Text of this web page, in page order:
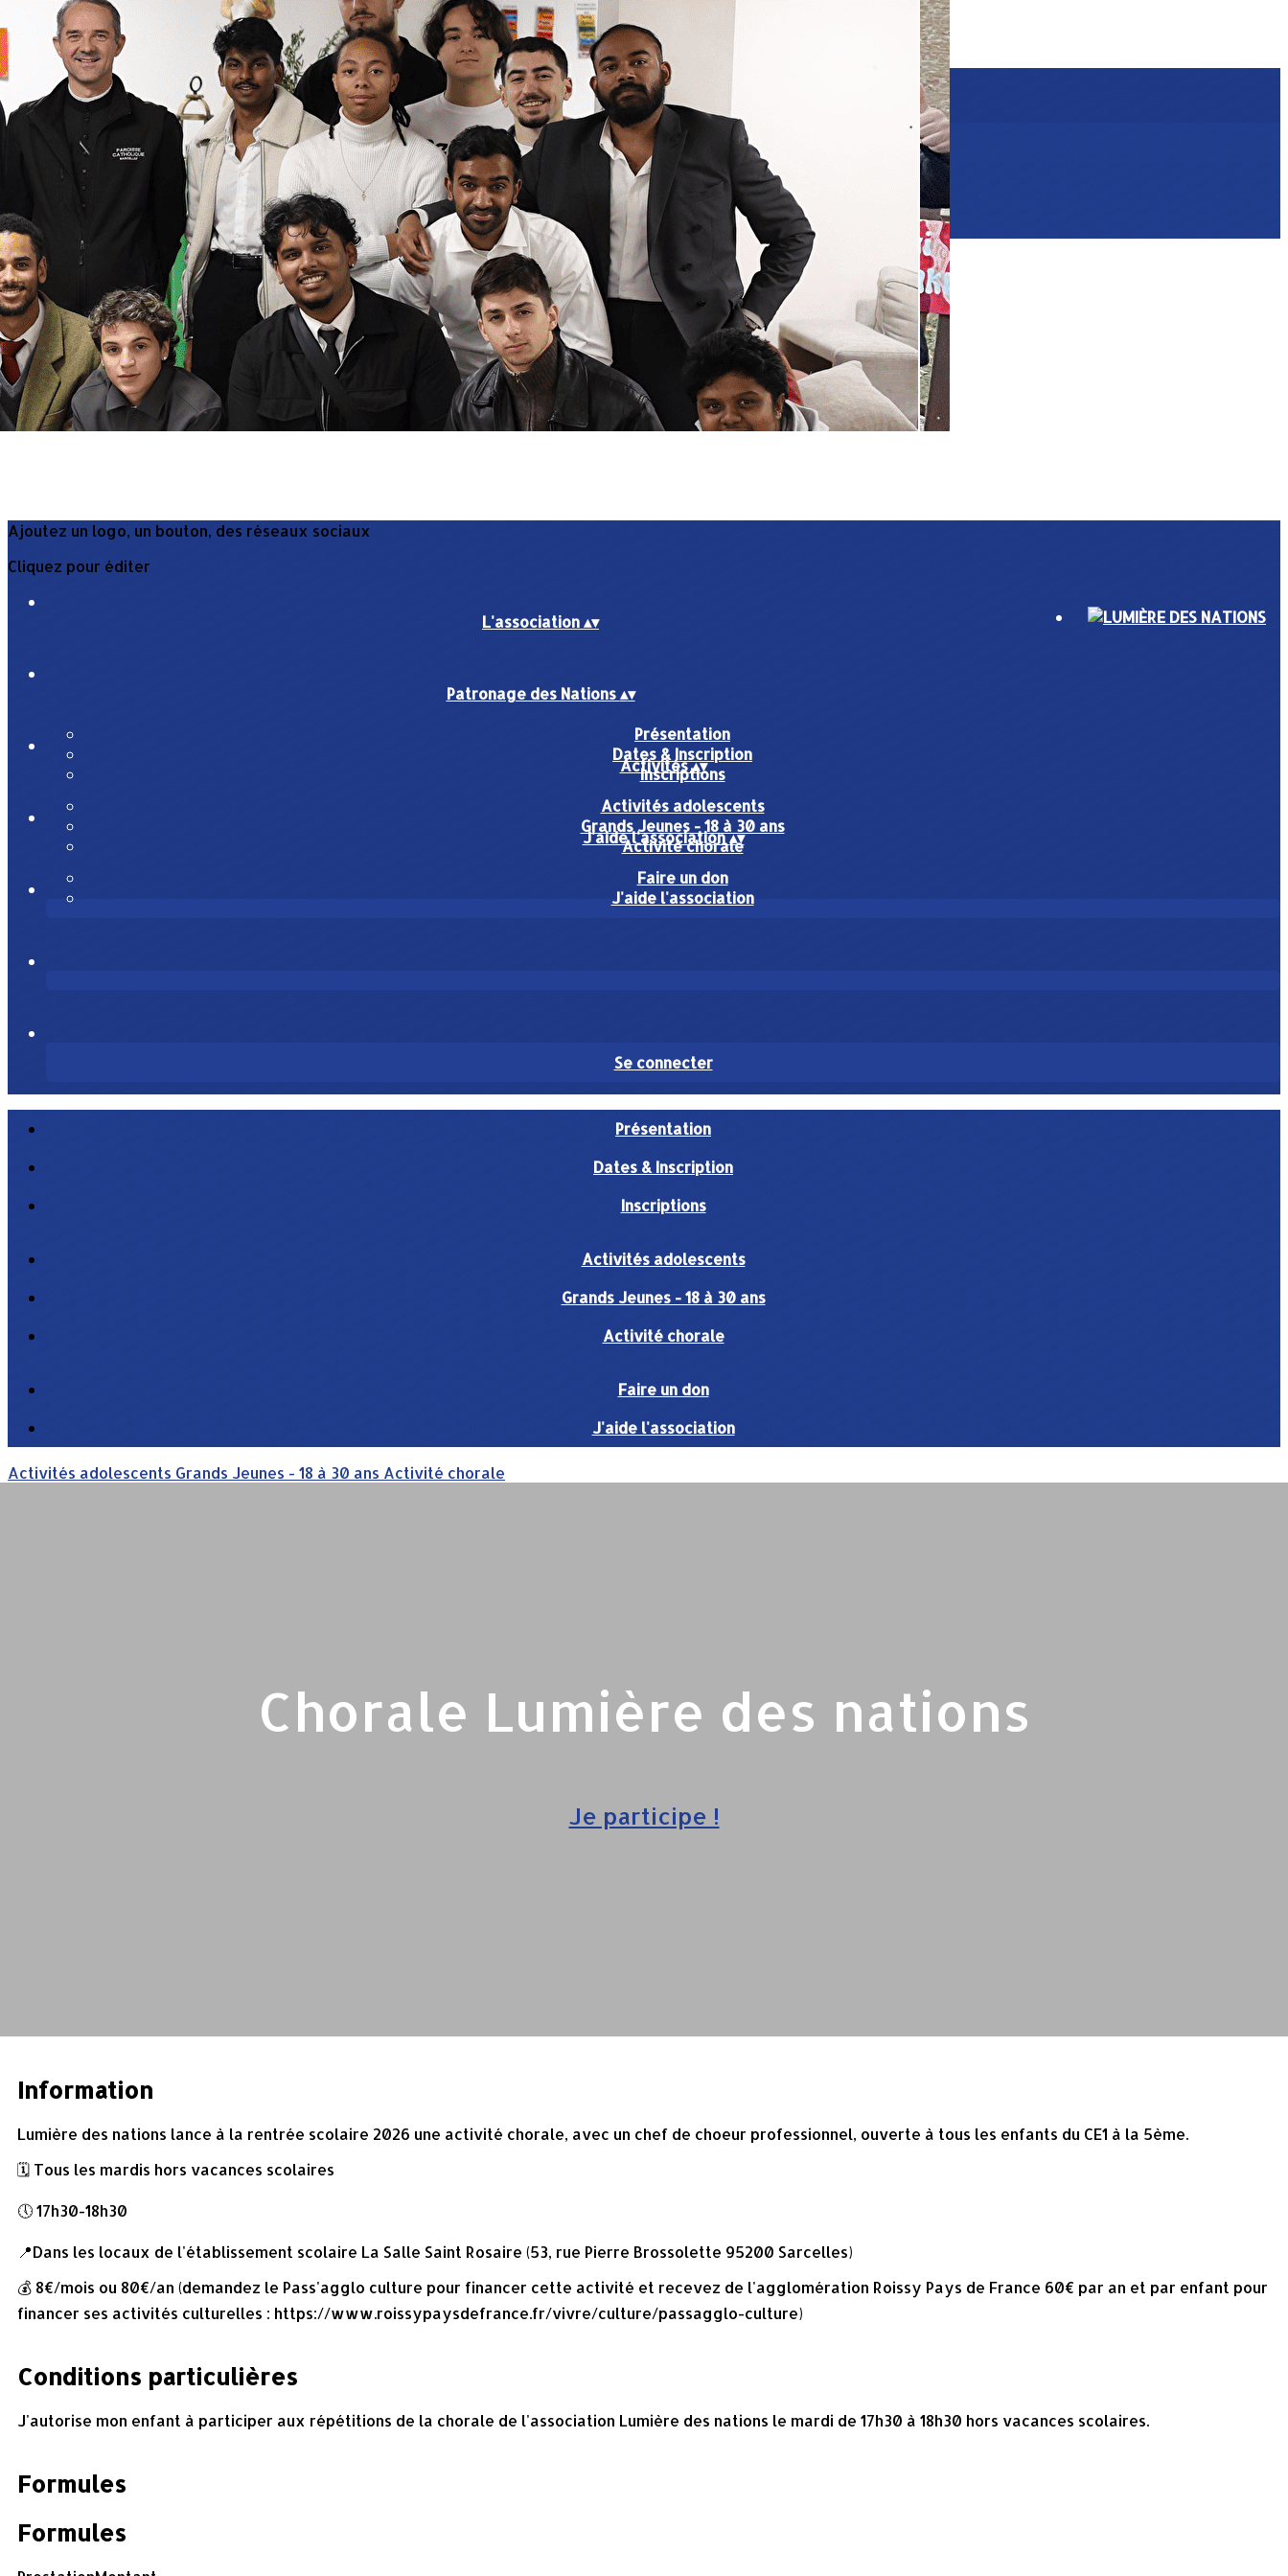
Exporter les lignes sélectionnées
Exporter toutes les colonnes
Exporter uniquement les colonnes affichées
Menu
Activités adolescents
Grands Jeunes - 18 à 30 ans
?>
Images de la page d'accueil
Cliquez pour éditer
Ajoutez un logo, un bouton, des réseaux sociaux
Cliquez pour éditer
L'association▴▾
Patronage des Nations▴▾
Présentation
Dates & Inscription
Inscriptions
Activités▴▾
Activités adolescents
Grands Jeunes - 18 à 30 ans
Activité chorale
J'aide l'association▴▾
Faire un don
J'aide l'association
Se connecter
Présentation
Dates & Inscription
Inscriptions
Activités adolescents
Grands Jeunes - 18 à 30 ans
Activité chorale
Faire un don
J'aide l'association
Activités adolescents Grands Jeunes - 18 à 30 ans Activité chorale
Chorale Lumière des nations
Je participe !
Information
Lumière des nations lance à la rentrée scolaire 2026 une activité chorale, avec un chef de choeur professionnel, ouverte à tous les enfants du CE1 à la 5ème.
🗓️ Tous les mardis hors vacances scolaires
🕔 17h30-18h30
📍Dans les locaux de l'établissement scolaire La Salle Saint Rosaire (53, rue Pierre Brossolette 95200 Sarcelles)
💰 8€/mois ou 80€/an (demandez le Pass'agglo culture pour financer cette activité et recevez de l'agglomération Roissy Pays de France 60€ par an et par enfant pour
financer ses activités culturelles : https://www.roissypaysdefrance.fr/vivre/culture/passagglo-culture)
Conditions particulières
J'autorise mon enfant à participer aux répétitions de la chorale de l'association Lumière des nations le mardi de 17h30 à 18h30 hors vacances scolaires.
Formules
Formules